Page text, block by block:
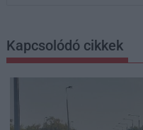
Kapcsolódó cikkek